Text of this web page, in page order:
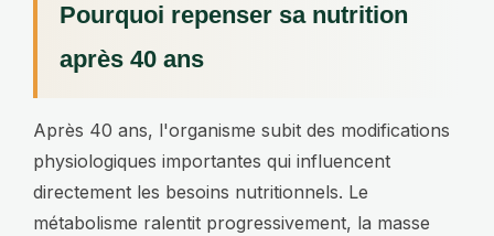
Pourquoi repenser sa nutrition
après 40 ans
Après 40 ans, l'organisme subit des modifications
physiologiques importantes qui influencent
directement les besoins nutritionnels. Le
métabolisme ralentit progressivement, la masse